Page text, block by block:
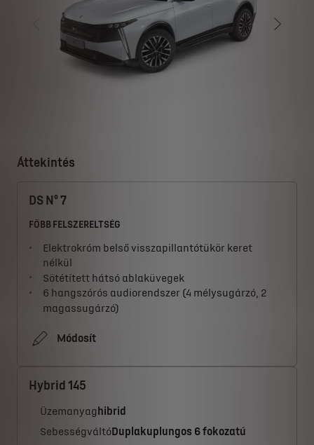
Áttekintés
DS N⁰ 7
FŐBB FELSZERELTSÉG
Elektrokróm belső visszapillantótükör keret
nélkül
Sötétített hátsó ablaküvegek
6 hangszórós audiorendszer (4 mélysugárzó, 2
magassugárzó)
Módosít
Hybrid 145
Üzemanyag hibrid
SebességváltóDuplakuplungos 6 fokozatú